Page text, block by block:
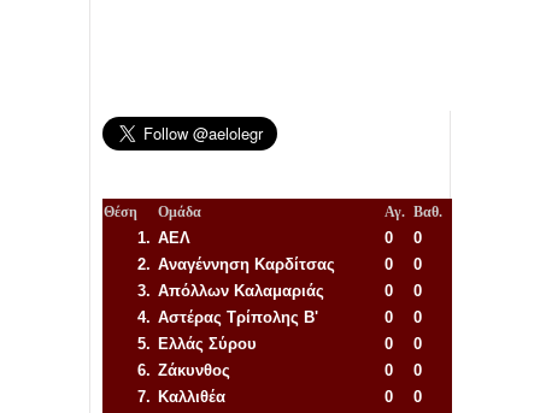
Θέση Ομάδα Αγ. Βαθ.
1. ΑΕΛ 0
0
2. Αναγέννηση Καρδίτσας 0
0
3. Απόλλων Καλαμαριάς 0
0
4. Αστέρας Τρίπολης Β' 0
0
5. Ελλάς Σύρου 0
0
6. Ζάκυνθος 0
0
7. Καλλιθέα 0
0